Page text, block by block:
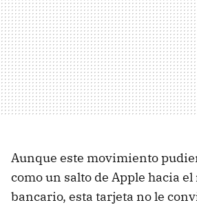
Aunque este movimiento
como un salto de Apple hacia el
bancario, esta tarjeta no le